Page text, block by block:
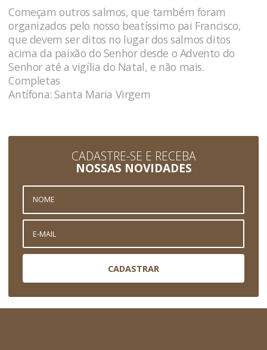
Começam outros salmos, que também foram
organizados pelo nosso beatíssimo pai Francisco,
que devem ser ditos no lugar dos salmos ditos
acima da paixão do Senhor desde o Advento do
Senhor até a vigília do Natal, e não mais.
Completas
Antífona: Santa Maria Virgem
CADASTRE-SE E RECEBA
NOSSAS NOVIDADES
CADASTRAR